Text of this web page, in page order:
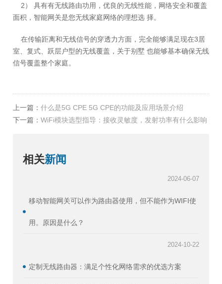
2） 具有有无线路由功用，优良的无线性能，网络安全和覆盖
面积，智能网关是您无线家庭网络的理想选 择。
在传输距离和无线信号的穿透力方面，完全能够满足现在3居
室、复式、跃层户型的无线覆盖，关于别墅 也能够基本确保无线
信号覆盖整个家庭。
上一篇： 什么是5G CPE 5G CPE的功能及应用场景介绍
下一篇： WiFi模块选型指导：接收灵敏度，发射功率有什么影响
相关新闻
2024-06-07
移动智能网关可以作为路由器使用，但不能作为WIFI使
用。原因是什么？
2024-10-22
定制无线路由器：满足个性化网络需求的优选方案